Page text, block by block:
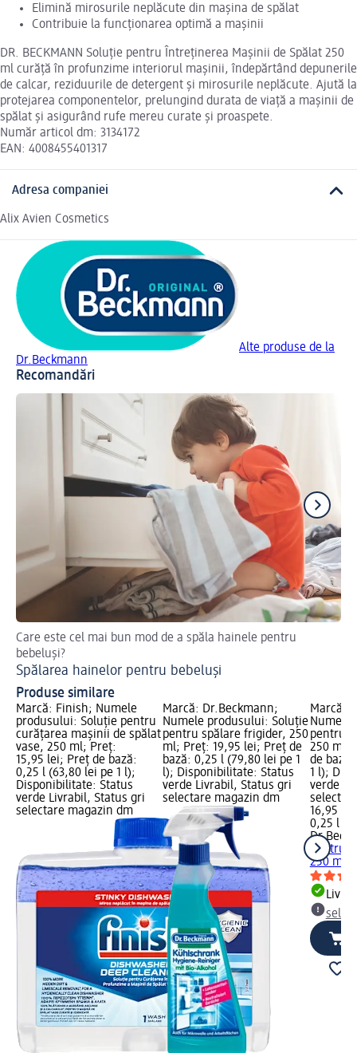
Elimină mirosurile neplăcute din mașina de spălat
Contribuie la funcționarea optimă a mașinii
DR. BECKMANN Soluție pentru Întreținerea Mașinii de Spălat 250
ml curăță în profunzime interiorul mașinii, îndepărtând depunerile
de calcar, reziduurile de detergent și mirosurile neplăcute. Ajută la
protejarea componentelor, prelungind durata de viață a mașinii de
spălat și asigurând rufe mereu curate și proaspete.
Număr articol dm: 3134172
EAN: 4008455401317
Adresa companiei
Alix Avien Cosmetics
Alte produse de la
Dr.Beckmann
Recomandări
Care este cel mai bun mod de a spăla hainele pentru
bebeluși?
Spălarea hainelor pentru bebeluși
Produse similare
Marcă: Finish; Numele
produsului: Soluţie pentru
curăţarea maşinii de spălat
vase, 250 ml; Preț:
15,95 lei; Preț de bază:
0,25 l (63,80 lei pe 1 l);
Disponibilitate: Status
verde Livrabil, Status gri
selectare magazin dm
Marcă: Dr.Beckmann;
Numele produsului: Soluție
pentru spălare frigider, 250
ml; Preț: 19,95 lei; Preț de
bază: 0,25 l (79,80 lei pe 1
l); Disponibilitate: Status
verde Livrabil, Status gri
selectare magazin dm
Marcă:
Numele
pentru
250 ml;
de
1 l);
verde
16,95 lei
0,25 l
pentru
250 ml